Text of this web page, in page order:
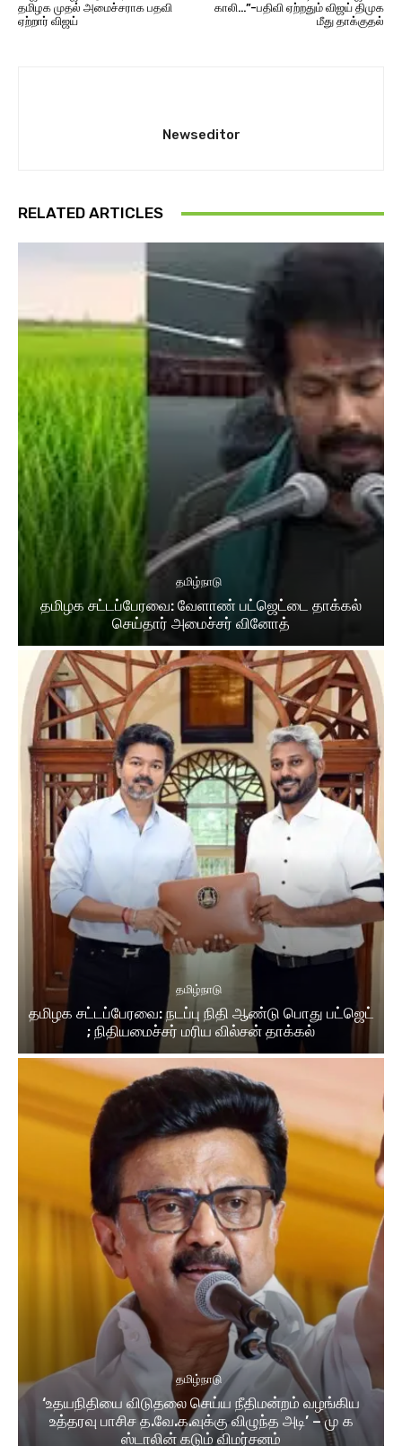
தமிழக முதல் அமைச்சராக பதவி
ஏற்றார் விஜய்
காலி…”-பதிவி ஏற்றதும் விஜய் திமுக
மீது தாக்குதல்
Newseditor
RELATED ARTICLES
தமிழ்நாடு
தமிழக சட்​டப்​பேர​வை: வேளாண் பட்​ஜெட்டை தாக்கல்
செய்தார் அமைச்சர் வினோத்
தமிழ்நாடு
தமிழக சட்டப்பேரவை: நடப்பு நிதி ஆண்​டு பொது பட்ஜெட்
; நிதியமைச்சர் மரிய வில்சன் தாக்​கல்
தமிழ்நாடு
‘உதயநிதியை விடுதலை செய்ய நீதிமன்றம் வழங்கிய
உத்தரவு பாசிச த.வே.க.வுக்கு விழுந்த அடி’ – மு க
ஸ்டாலின் கடும் விமர்சனம்